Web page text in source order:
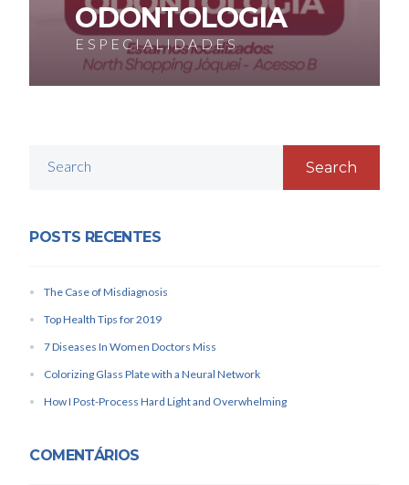
ODONTOLOGIA
ESPECIALIDADES
Search
POSTS RECENTES
The Case of Misdiagnosis
Top Health Tips for 2019
7 Diseases In Women Doctors Miss
Colorizing Glass Plate with a Neural Network
How I Post-Process Hard Light and Overwhelming
COMENTÁRIOS